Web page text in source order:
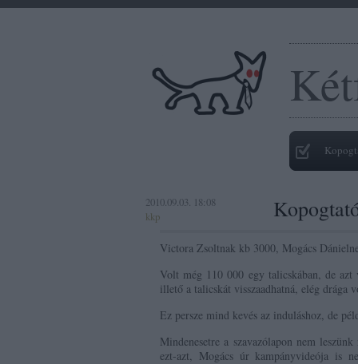
2010.09.03. 18:08
kkp
Victora Zsoltnak kb 3000, Mogács
Volt még 110 000 egy talicskában, de
illető a talicskát visszaadhatná, elég drága
Ez persze mind kevés az induláshoz, de
Mindenesetre a szavazólapon nem
ezt-azt, Mogács úr kampányvideója is